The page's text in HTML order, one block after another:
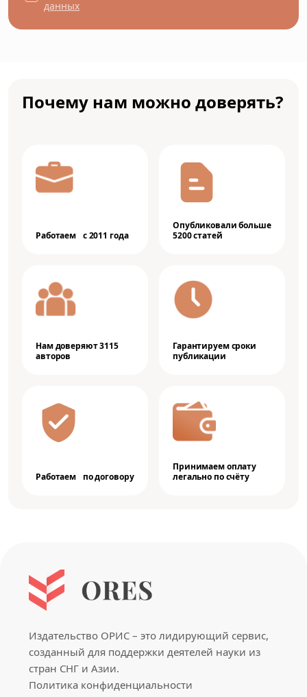
данных
Почему нам можно доверять?
Работаем с 2011 года
Опубликовали больше
5200 статей
Нам доверяют 3115
авторов
Гарантируем сроки
публикации
Работаем по договору
Принимаем оплату
легально по счёту
Издательство ОРИС – это лидирующий сервис,
созданный для поддержки деятелей науки из
стран СНГ и Азии.
Политика конфиденциальности